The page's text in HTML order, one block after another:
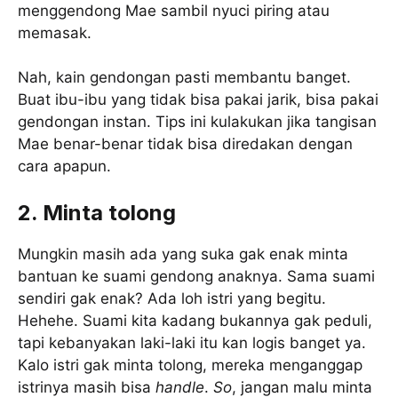
menggendong Mae sambil nyuci piring atau
memasak.
Nah, kain gendongan pasti membantu banget.
Buat ibu-ibu yang tidak bisa pakai jarik, bisa pakai
gendongan instan. Tips ini kulakukan jika tangisan
Mae benar-benar tidak bisa diredakan dengan
cara apapun.
2. Minta tolong
Mungkin masih ada yang suka gak enak minta
bantuan ke suami gendong anaknya. Sama suami
sendiri gak enak? Ada loh istri yang begitu.
Hehehe. Suami kita kadang bukannya gak peduli,
tapi kebanyakan laki-laki itu kan logis banget ya.
Kalo istri gak minta tolong, mereka menganggap
istrinya masih bisa handle. So, jangan malu minta